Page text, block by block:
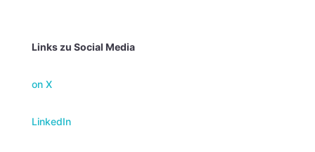
Links zu Social Media
on X
LinkedIn